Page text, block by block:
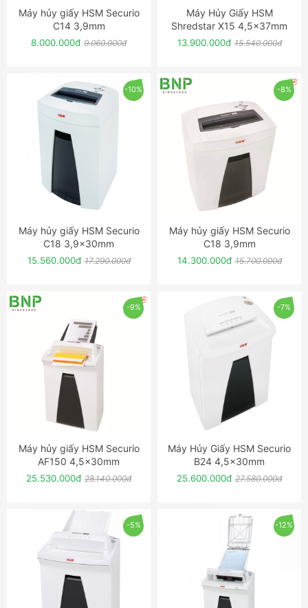
ĐẶT NGAY
Máy hủy giấy HSM Securio
C14 3,9mm
8.000.000đ 9.060.000đ
ĐẶT NGAY
Máy Hủy Giấy HSM
Shredstar X15 4,5x37mm
13.900.000đ 15.540.000đ
-10%
ĐẶT NGAY
Máy hủy giấy HSM Securio
C18 3,9x30mm
15.560.000đ 17.290.000đ
-8%
ĐẶT NGAY
Máy hủy giấy HSM Securio
C18 3,9mm
14.300.000đ 15.700.000đ
-9%
ĐẶT NGAY
Máy hủy giấy HSM Securio
AF150 4,5x30mm
25.530.000đ 28.140.000đ
-7%
ĐẶT NGAY
Máy Hủy Giấy HSM Securio
B24 4,5x30mm
25.600.000đ 27.580.000đ
-5% -12%